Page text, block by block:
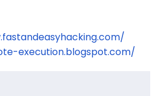
execution.blogspot.com/